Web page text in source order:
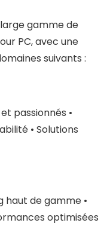
gamme de
PC, avec une
suivants :
passionnés •
• Solutions
haut de gamme •
optimisées